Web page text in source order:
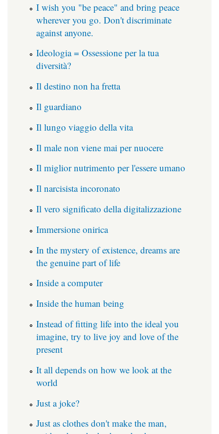
I wish you "be peace" and bring peace
wherever you go. Don't discriminate
against anyone.
Ideologia = Ossessione per la tua
diversità?
Il destino non ha fretta
Il guardiano
Il lungo viaggio della vita
Il male non viene mai per nuocere
Il miglior nutrimento per l'essere umano
Il narcisista incoronato
Il vero significato della digitalizzazione
Immersione onirica
In the mystery of existence, dreams are
the genuine part of life
Inside a computer
Inside the human being
Instead of fitting life into the ideal you
imagine, try to live joy and love of the
present
It all depends on how we look at the
world
Just a joke?
Just as clothes don't make the man,